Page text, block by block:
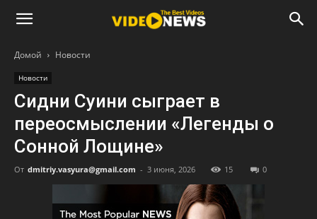
Домой Новости
Новости
Сидни Суини сыграет в
переосмыслении «Легенды о
Сонной Лощине»
От dmitriy.vasyura@gmail.com - 3 июня, 2026 15 0